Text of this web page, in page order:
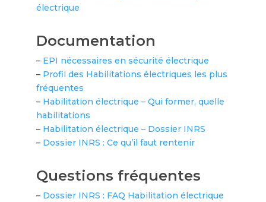
électrique
Documentation
– EPI nécessaires en sécurité électrique
– Profil des Habilitations électriques les plus
fréquentes
– Habilitation électrique – Qui former, quelle
habilitations
– Habilitation électrique – Dossier INRS
– Dossier INRS : Ce qu’il faut rentenir
Questions fréquentes
– Dossier INRS : FAQ Habilitation électrique